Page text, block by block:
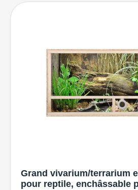
Grand vivarium/terrarium
pour reptile, enchâssable